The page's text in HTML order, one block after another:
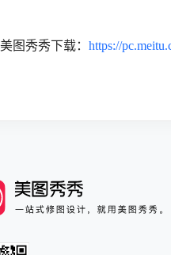
美图秀秀下载：https://